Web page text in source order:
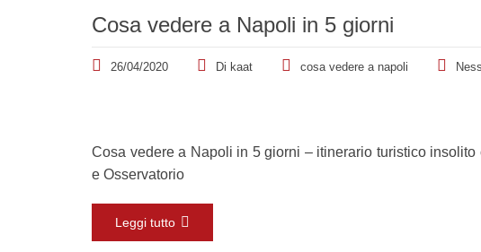
Cosa vedere a Napoli in 5 giorni
26/04/2020 Di kaat cosa vedere a napoli
Cosa vedere a Napoli in 5 giorni – itinerario turistico
e Osservatorio
Leggi tutto